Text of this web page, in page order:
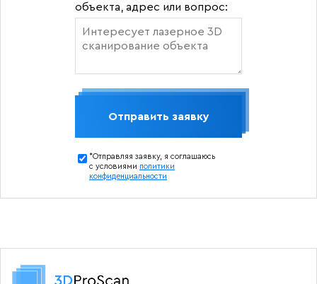
объекта, адрес или вопрос:
Отправить заявку
*Отправляя заявку, я соглашаюсь
с условиями политики
конфиденциальности